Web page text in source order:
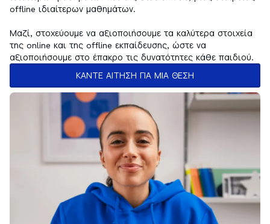
offline ιδιαίτερων μαθημάτων.
Μαζί, στοχεύουμε να αξιοποιήσουμε τα καλύτερα στοιχεία
της online και της offline εκπαίδευσης, ώστε να
αξιοποιήσουμε στο έπακρο τις δυνατότητες κάθε παιδιού.
ΚΑΝΤΕ ΑΙΤΗΣΗ ΓΙΑ ΜΙΑ ΘΕΣΗ